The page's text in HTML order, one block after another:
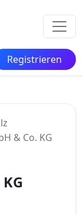
Registrieren
& Co. KG